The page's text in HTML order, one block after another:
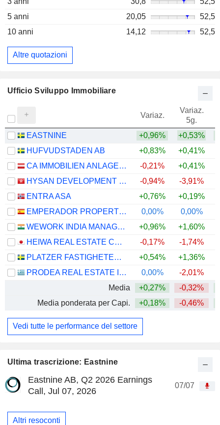
Ultima trascrizione: Eastnine
Eastnine AB, Q2 2026 Earnings
Call, Jul 07, 2026
07/07
Altri resoconti
5 anni
20,05
52,5
10 anni
14,12 52,5
Altre quotazioni
Ufficio Sviluppo Immobiliare
Variaz.
Variaz.
5g.
EASTNINE +0,96% +0,53%
HUFVUDSTADEN AB
+0,83% +0,41%
CA IMMOBILIEN ANLAGEN AG
-0,21% +0,41%
HYSAN DEVELOPMENT COMPANY LIMITED
-0,94% -3,91%
ENTRA ASA
+0,76% +0,19%
EMPERADOR PROPERTIES SOCIMI, S.A.
0,00% 0,00%
WEWORK INDIA MANAGEMENT LIMITED
+0,96%
+1,60%
HEIWA REAL ESTATE CO., LTD.
-0,17% -1,74%
PLATZER FASTIGHETER HOLDING AB
+0,54% +1,36%
PRODEA REAL ESTATE INVESTMENT COMPANY SOCIÉTÉ ANONYME
0,00% -2,01%
Media
+0,27% -0,32%
Media ponderata per Capi.
+0,18% -0,46%
Vedi tutte le performance del settore